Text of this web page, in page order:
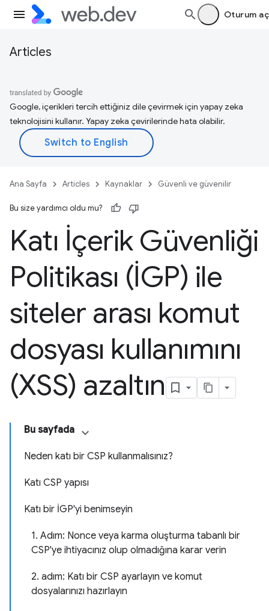
Oturum aç
Articles
Google, içerikleri tercih ettiğiniz dile çevirmek için yapay zeka
teknolojisini kullanır. Yapay zeka çevirilerinde hata olabilir.
Ana Sayfa Articles Kaynaklar Güvenli ve güvenilir
Bu size yardımcı oldu mu?
Katı İçerik Güvenliği
Politikası (İGP) ile
siteler arası komut
dosyası kullanımını
(XSS) azaltın
Bu sayfada
Neden katı bir CSP kullanmalısınız?
Katı CSP yapısı
Katı bir İGP'yi benimseyin
1. Adım: Nonce veya karma oluşturma tabanlı bir
CSP'ye ihtiyacınız olup olmadığına karar verin
2. adım: Katı bir CSP ayarlayın ve komut
dosyalarınızı hazırlayın